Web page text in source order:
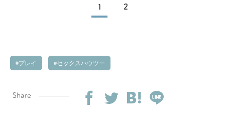
1 2
プレイ セックスハウツー
Share